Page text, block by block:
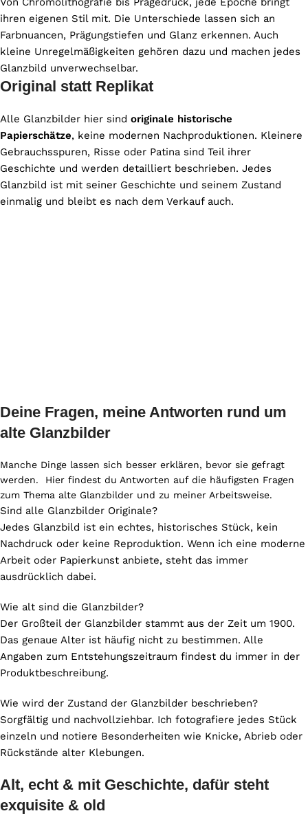
ihren eigenen Stil mit. Die Unterschiede lassen sich an
Farbnuancen, Prägungstiefen und Glanz erkennen. Auch
kleine Unregelmäßigkeiten gehören dazu und machen jedes
Glanzbild unverwechselbar.
Original statt Replikat
Alle Glanzbilder hier sind originale historische
Papierschätze, keine modernen Nachproduktionen. Kleinere
Gebrauchsspuren, Risse oder Patina sind Teil ihrer
Geschichte und werden detailliert beschrieben. Jedes
Glanzbild ist mit seiner Geschichte und seinem Zustand
einmalig und bleibt es nach dem Verkauf auch.
Deine Fragen, meine Antworten rund um
alte Glanzbilder
Manche Dinge lassen sich besser erklären, bevor sie gefragt
werden. Hier findest du Antworten auf die häufigsten Fragen
zum Thema alte Glanzbilder und zu meiner Arbeitsweise.
Sind alle Glanzbilder Originale?
Jedes Glanzbild ist ein echtes, historisches Stück, kein
Nachdruck oder keine Reproduktion. Wenn ich eine moderne
Arbeit oder Papierkunst anbiete, steht das immer
ausdrücklich dabei.
Wie alt sind die Glanzbilder?
Der Großteil der Glanzbilder stammt aus der Zeit um 1900.
Das genaue Alter ist häufig nicht zu bestimmen. Alle
Angaben zum Entstehungszeitraum findest du immer in der
Produktbeschreibung.
Wie wird der Zustand der Glanzbilder beschrieben?
Sorgfältig und nachvollziehbar. Ich fotografiere jedes Stück
einzeln und notiere Besonderheiten wie Knicke, Abrieb oder
Rückstände alter Klebungen.
Alt, echt & mit Geschichte, dafür steht
exquisite & old